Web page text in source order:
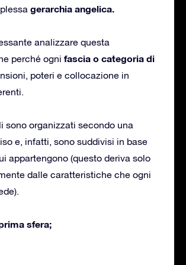
gerarchia angelica.
analizzare questa
perché ogni fascia o categoria di
poteri e collocazione in
sono organizzati secondo una
e, infatti, sono suddivisi in base
appartengono (questo deriva solo
dalle caratteristiche che ogni
sfera;